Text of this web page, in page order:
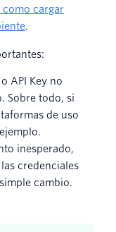
como cargar
.
API Key no
Sobre todo, si
de uso
inesperado,
credenciales
cambio.